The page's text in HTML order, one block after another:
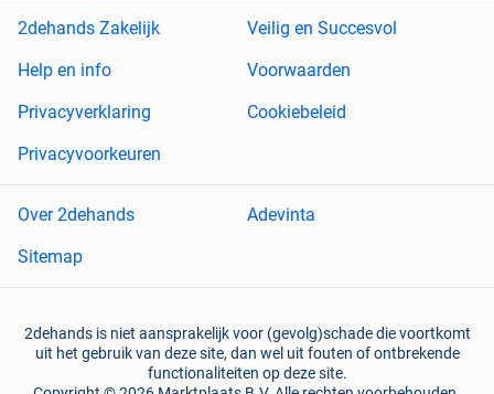
2dehands Zakelijk
Veilig en Succesvol
Help en info
Voorwaarden
Privacyverklaring
Cookiebeleid
Privacyvoorkeuren
Over 2dehands
Adevinta
Sitemap
2dehands is niet aansprakelijk voor (gevolg)schade die voortkomt
uit het gebruik van deze site, dan wel uit fouten of ontbrekende
functionaliteiten op deze site.